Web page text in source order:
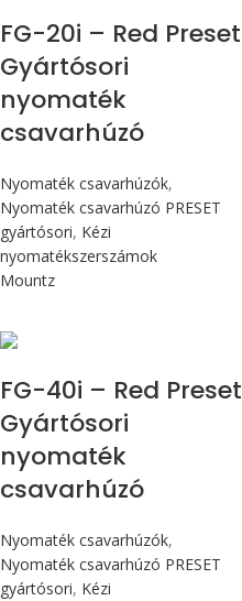
FG-20i – Red Preset
Gyártósori
nyomaték
csavarhúzó
Nyomaték csavarhúzók,
Nyomaték csavarhúzó PRESET
gyártósori, Kézi
nyomatékszerszámok
Mountz
FG-40i – Red Preset
Gyártósori
nyomaték
csavarhúzó
Nyomaték csavarhúzók,
Nyomaték csavarhúzó PRESET
gyártósori, Kézi